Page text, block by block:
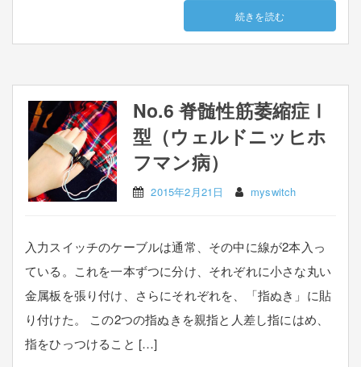
続きを読む
No.6 脊髄性筋萎縮症Ⅰ
型（ウェルドニッヒホ
フマン病）
2015年2月21日 myswitch
入力スイッチのケーブルは通常、その中に線が2本入っ
ている。これを一本ずつに分け、それぞれに小さな丸い
金属板を張り付け、さらにそれぞれを、「指ぬき」に貼
り付けた。 この2つの指ぬきを親指と人差し指にはめ、
指をひっつけること […]